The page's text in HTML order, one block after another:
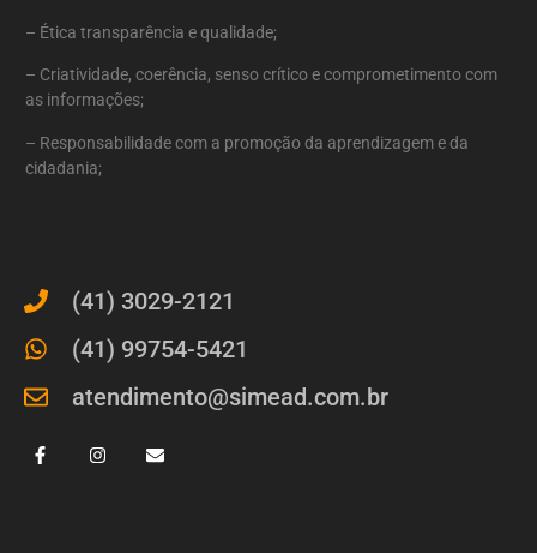
(41) 3029-2121
(41) 99754-5421
atendimento@simead.com.br
– Ética transparência e qualidade;
– Criatividade, coerência, senso crítico e comprometimento com
as informações;
– Responsabilidade com a promoção da aprendizagem e da
cidadania;